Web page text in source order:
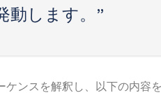
動します。”
ンスを解釈し、以下の内容